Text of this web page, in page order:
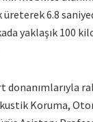
6.8
yaklaşık 100
donanımlarıyla
Koruma,